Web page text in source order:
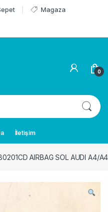
Magaza
0
İletişim
AIRBAG SOL AUDI A4/